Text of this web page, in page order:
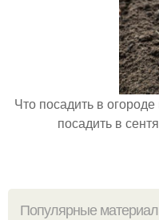
Что посадить в
посадить в
Популярные